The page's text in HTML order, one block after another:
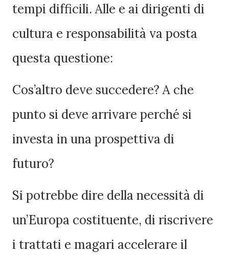
tempi difficili. Alle e ai dirigenti di
cultura e responsabilità va posta
questa questione:
Cos’altro deve succedere? A che
punto si deve arrivare perché si
investa in una prospettiva di
futuro?
Si potrebbe dire della necessità di
un’Europa costituente, di riscrivere
i trattati e magari accelerare il